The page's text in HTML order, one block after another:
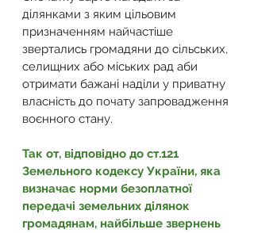
ділянками з яким цільовим
призначенням найчастіше
звертались громадяни до сільських,
селищних або міських рад аби
отримати бажані наділи у приватну
власність до почату запровадження
воєнного стану.
Так от, відповідно до ст.121
Земельного кодексу України, яка
визначає норми безоплатної
передачі земельних ділянок
громадянам, найбільше звернень